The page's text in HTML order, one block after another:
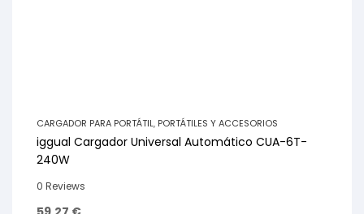
CARGADOR PARA PORTÁTIL, PORTÁTILES Y ACCESORIOS
iggual Cargador Universal Automático CUA-6T-
240W
0 Reviews